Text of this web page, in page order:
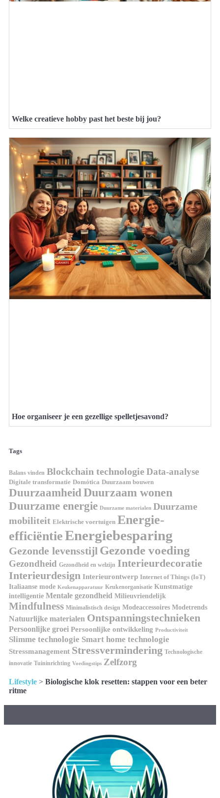
Welke creatieve hobby past het beste bij jou?
Hoe organiseer je een gezellige spelletjesavond?
Tags
Balans vinden Blockchain technologieData-analyse
Digitale transformatie Domótica Duurzaam bouwen
DuurzaamheidDuurzaam wonen
Duurzame energie Duurzame materialen Duurzame
mobiliteit Elektrische voertuigen Energie-
efficiëntieEnergiebesparing
Gezonde levensstijl Gezonde voeding
Gezondheid Gezondheid en welzijn Interieurdecoratie
Interieurdesign Interieurontwerp Internet of Things (IoT)
Italiaanse mode Keukenapparatuur Keukenorganisatie Kunstmatige
intelligentie Mentale gezondheid Milieuvriendelijk
Mindfulness Minimalistisch design Modeaccessoires Modetrends
Natuurlijke materialen Ontspanningstechnieken
Persoonlijke groei Persoonlijke ontwikkeling Productiviteit
Slimme technologie Smart home technologie
Stressmanagement Stressvermindering Technologische
innovatie Tuininrichting Voedingstips Zelfzorg
Lifestyle > Biologische klok resetten: stappen voor een beter
ritme